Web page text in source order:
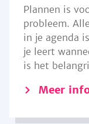
Plannen is
probleem.
in je agenda
je leert
is het
Meer